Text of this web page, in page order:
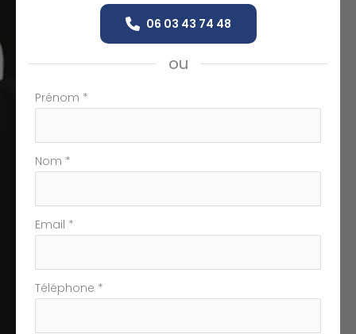
06 03 43 74 48
ou
Formulaire
téléphone
Prénom *
Nom *
Email *
Téléphone *